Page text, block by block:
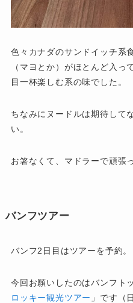
色々カナダのサンドイッチ系
（マヨとか）がほとんど入っ
目一杯楽しむ系の味でした。
ちなみにヌードルは期待して
い。
お箸なくて、マドラーで頑張
バンフツアー
バンフ2日目はツアーを予約。
今回お願いしたのはバンフト
ロッキー観光ツアー 」です（